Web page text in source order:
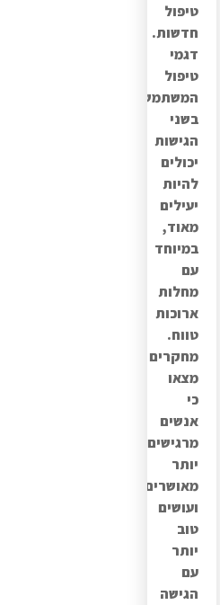
טיפול
חדשות.
דגמי
טיפול
המשתמשים
בשני
הגישות
יכולים
להיות
יעילים
מאוד,
במיוחד
עם
מחלות
ארוכות
טווח.
מחקרים
מצאו
כי
אנשים
מרגישים
יותר
מאושרים
ועושים
טוב
יותר
עם
הגישה